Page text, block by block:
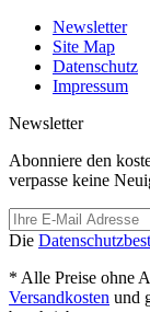
Newsletter
Site Map
Datenschutz
Impressum
Newsletter
Abonniere den
verpasse keine
Die
* Alle Preise ohne
Versandkosten und